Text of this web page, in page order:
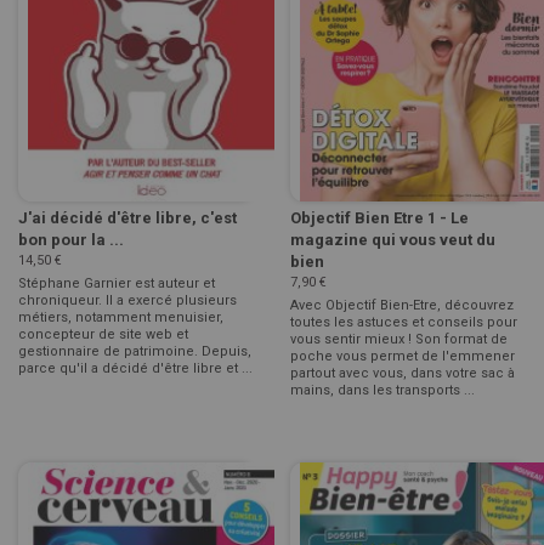
J'ai décidé d'être libre, c'est
bon pour la ...
14,50 €
Stéphane Garnier est auteur et
chroniqueur. Il a exercé plusieurs
métiers, notamment menuisier,
concepteur de site web et
gestionnaire de patrimoine. Depuis,
parce qu'il a décidé d'être libre et ...
Objectif Bien Etre 1 - Le
magazine qui vous veut du
bien
7,90 €
Avec Objectif Bien-Etre, découvrez
toutes les astuces et conseils pour
vous sentir mieux ! Son format de
poche vous permet de l'emmener
partout avec vous, dans votre sac à
mains, dans les transports ...